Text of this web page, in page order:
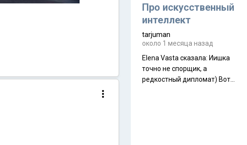
около 845 г. Палатка весит
менее
Про искусственный
интеллект
tarjuman
около 1 месяца назад
Elena Vasta сказалa: Иишка
точно не спорщик, а
редкостный дипломат) Вот,